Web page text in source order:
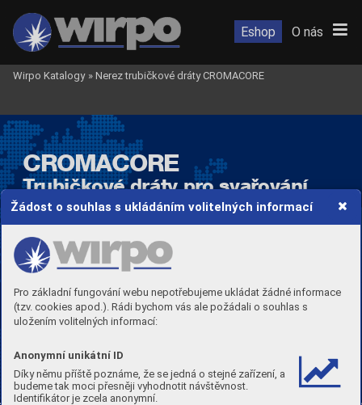
Žádost o souhlas s ukládáním volitelných informací
Pro základní fungování webu nepotřebujeme ukládat žádné informace
(tzv. cookies apod.). Rádi bychom vás ale požádali o souhlas s
uložením volitelných informací:
Anonymní unikátní ID
Díky němu příště poznáme, že se jedná o stejné zařízení, a
budeme tak moci přesněji vyhodnotit návštěvnost.
Identifikátor je zcela anonymní.
CROMACORE
Trubičkové dráty pro svařování
ner ezavějících ocelí
Eshop O nás
Wirpo Katalogy » Nerez trubičkové dráty CROMACORE